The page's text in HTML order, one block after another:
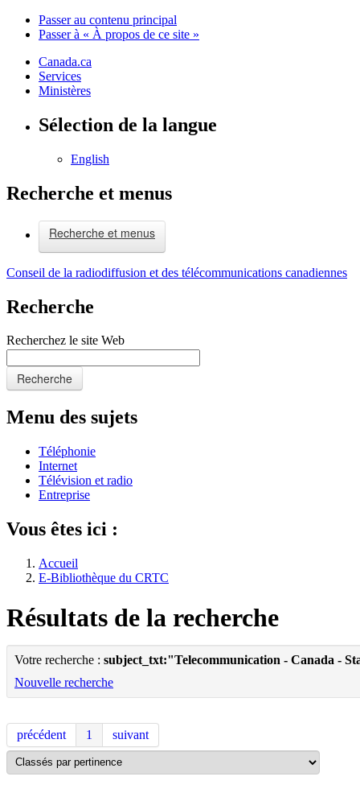
Passer au contenu principal
Passer à « À propos de ce site »
Canada.ca
Services
Ministères
Sélection de la langue
English
Recherche et menus
Recherche et menus
Conseil de la radiodiffusion et des télécommunications canadiennes
Recherche
Recherchez le site Web
Recherche
Menu des sujets
Téléphonie
Internet
Télévision et radio
Entreprise
Vous êtes ici :
Accueil
E-Bibliothèque du CRTC
Résultats de la recherche
Votre recherche : subject_txt:"Telecommunication - Canada -
Nouvelle recherche
précédent 1 suivant